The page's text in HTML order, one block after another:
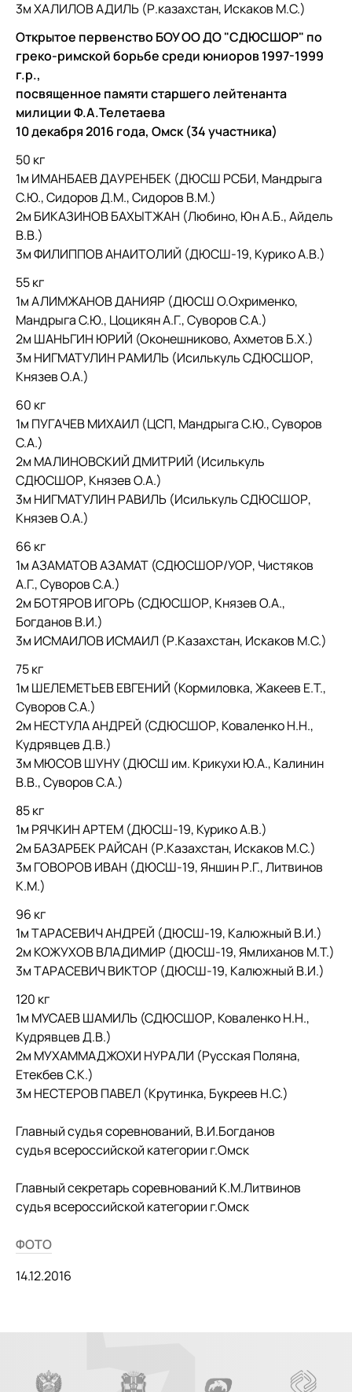
3м ХАЛИЛОВ АДИЛЬ (Р.казахстан, Искаков М.С.)
Открытое первенство БОУ ОО ДО "СДЮСШОР" по
греко-римской борьбе среди юниоров 1997-1999
г.р.,
посвященное памяти старшего лейтенанта
милиции Ф.А.Телетаева
10 декабря 2016 года, Омск (34 участника)
50 кг
1м ИМАНБАЕВ ДАУРЕНБЕК (ДЮСШ РСБИ, Мандрыга
С.Ю., Сидоров Д.М., Сидоров В.М.)
2м БИКАЗИНОВ БАХЫТЖАН (Любино, Юн А.Б., Айдель
В.В.)
3м ФИЛИППОВ АНАИТОЛИЙ (ДЮСШ-19, Курико А.В.)
55 кг
1м АЛИМЖАНОВ ДАНИЯР (ДЮСШ О.Охрименко,
Мандрыга С.Ю., Цоцикян А.Г., Суворов С.А.)
2м ШАНЬГИН ЮРИЙ (Оконешниково, Ахметов Б.Х.)
3м НИГМАТУЛИН РАМИЛЬ (Исилькуль СДЮСШОР,
Князев О.А.)
60 кг
1м ПУГАЧЕВ МИХАИЛ (ЦСП, Мандрыга С.Ю., Суворов
С.А.)
2м МАЛИНОВСКИЙ ДМИТРИЙ (Исилькуль
СДЮСШОР, Князев О.А.)
3м НИГМАТУЛИН РАВИЛЬ (Исилькуль СДЮСШОР,
Князев О.А.)
66 кг
1м АЗАМАТОВ АЗАМАТ (СДЮСШОР/УОР, Чистяков
А.Г., Суворов С.А.)
2м БОТЯРОВ ИГОРЬ (СДЮСШОР, Князев О.А.,
Богданов В.И.)
3м ИСМАИЛОВ ИСМАИЛ (Р.Казахстан, Искаков М.С.)
75 кг
1м ШЕЛЕМЕТЬЕВ ЕВГЕНИЙ (Кормиловка, Жакеев Е.Т.,
Суворов С.А.)
2м НЕСТУЛА АНДРЕЙ (СДЮСШОР, Коваленко Н.Н.,
Кудрявцев Д.В.)
3м МЮСОВ ШУНУ (ДЮСШ им. Крикухи Ю.А., Калинин
В.В., Суворов С.А.)
85 кг
1м РЯЧКИН АРТЕМ (ДЮСШ-19, Курико А.В.)
2м БАЗАРБЕК РАЙСАН (Р.Казахстан, Искаков М.С.)
3м ГОВОРОВ ИВАН (ДЮСШ-19, Яншин Р.Г., Литвинов
К.М.)
96 кг
1м ТАРАСЕВИЧ АНДРЕЙ (ДЮСШ-19, Калюжный В.И.)
2м КОЖУХОВ ВЛАДИМИР (ДЮСШ-19, Ямлиханов М.Т.)
3м ТАРАСЕВИЧ ВИКТОР (ДЮСШ-19, Калюжный В.И.)
120 кг
1м МУСАЕВ ШАМИЛЬ (СДЮСШОР, Коваленко Н.Н.,
Кудрявцев Д.В.)
2м МУХАММАДЖОХИ НУРАЛИ (Русская Поляна,
Етекбев С.К.)
3м НЕСТЕРОВ ПАВЕЛ (Крутинка, Букреев Н.С.)
Главный судья соревнований, В.И.Богданов
судья всероссийской категории г.Омск
Главный секретарь соревнований К.М.Литвинов
судья всероссийской категории г.Омск
ФОТО
14.12.2016